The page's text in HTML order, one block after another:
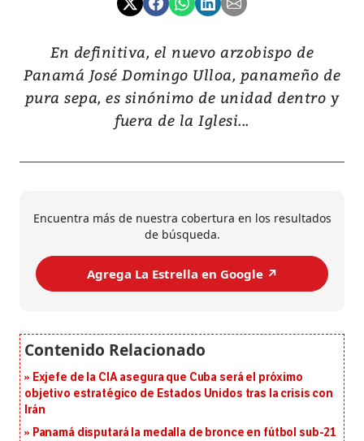
En definitiva, el nuevo arzobispo de
Panamá José Domingo Ulloa, panameño de
pura sepa, es sinónimo de unidad dentro y
fuera de la Iglesi...
Encuentra más de nuestra cobertura en los resultados
de búsqueda.
Agrega La Estrella en Google ↗️
Exjefe de la CIA asegura que Cuba será el próximo
objetivo estratégico de Estados Unidos tras la crisis con
Irán
Panamá disputará la medalla de bronce en fútbol sub-21